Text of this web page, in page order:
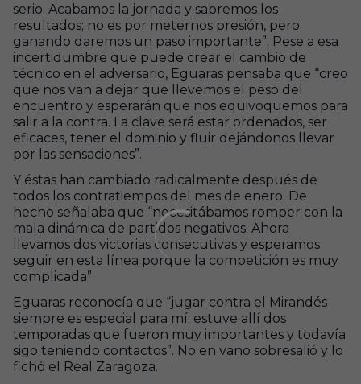
serio. Acabamos la jornada y sabremos los
resultados; no es por meternos presión, pero
ganando daremos un paso importante”. Pese a esa
incertidumbre que puede crear el cambio de
técnico en el adversario, Eguaras pensaba que “creo
que nos van a dejar que llevemos el peso del
encuentro y esperarán que nos equivoquemos para
salir a la contra. La clave será estar ordenados, ser
eficaces, tener el dominio y fluir dejándonos llevar
por las sensaciones”.
Y éstas han cambiado radicalmente después de
todos los contratiempos del mes de enero. De
hecho señalaba que “necesitábamos romper con la
mala dinámica de partidos negativos. Ahora
llevamos dos victorias consecutivas y esperamos
seguir en esta línea porque la competición es muy
complicada”.
Eguaras reconocía que “jugar contra el Mirandés
siempre es especial para mí; estuve allí dos
temporadas que fueron muy importantes y todavía
sigo teniendo contactos”. No en vano sobresalió y lo
fichó el Real Zaragoza.